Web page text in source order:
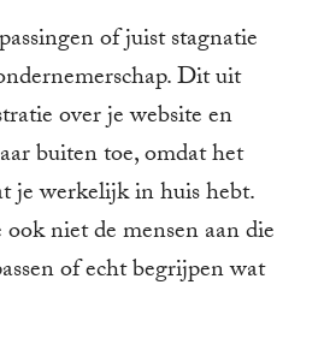
of juist stagnatie
Dit uit
over je website en
buiten toe, omdat het
je werkelijk in huis hebt.
niet de mensen aan die
of echt begrijpen wat